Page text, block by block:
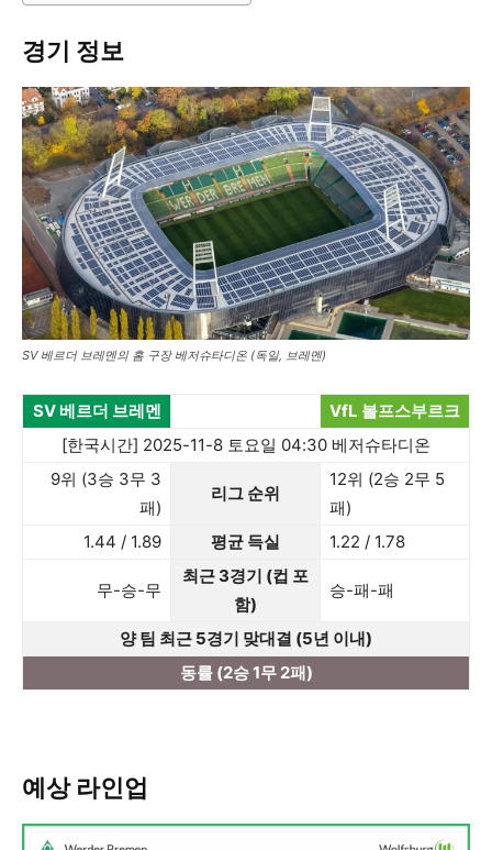
경기 정보
SV 베르더 브레멘의 홈 구장 베저슈타디온 (독일, 브레멘)
SV 베르더 브레멘
VfL 볼프스부르크
[한국시간] 2025-11-8 토요일 04:30 베저슈타디온
9위 (3승 3무 3
패)
리그 순위
12위 (2승 2무 5
패)
1.44 / 1.89
평균 득실 1.22 / 1.78
무-승-무
최근 3경기 (컵 포
함)
승-패-패
양 팀 최근 5경기 맞대결 (5년 이내)
동률 (2승 1무 2패)
예상 라인업